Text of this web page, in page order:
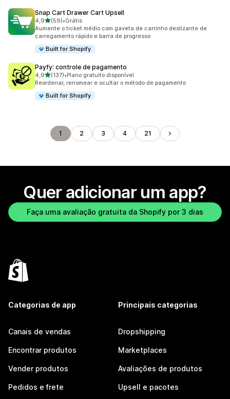
Snap Cart Drawer Cart Upsell
4,9de 5 estrelas
(59)
59 avaliações ao todo
•Grátis
Aumente o ticket médio com gaveta de carrinho deslizante de
carregamento rápido e barra de progresso
Built for Shopify
Payfy: controle de pagamento
4,9de 5 estrelas
(137)
137 avaliações ao todo
•Plano gratuito disponível
Reordenar, renomear e ocultar o método de pagamento
Built for Shopify
1 2 3 4 21
Quer adicionar um app?
Faça uma avaliação gratuita da Shopify por 3 dias
Categorias de app
Canais de vendas
Encontrar produtos
Vender produtos
Pedidos e frete
Principais categorias
Dropshipping
Marketplaces
Avaliações de produtos
Upsell e pacotes